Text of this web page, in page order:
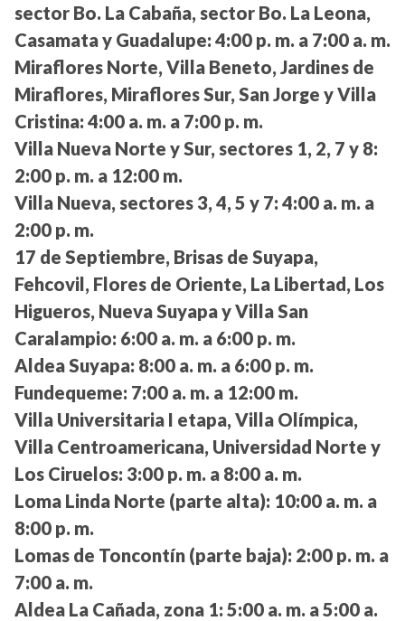
sector Bo. La Cabaña, sector Bo. La Leona,
Casamata y Guadalupe: 4:00 p. m. a 7:00 a. m.
Miraflores Norte, Villa Beneto, Jardines de
Miraflores, Miraflores Sur, San Jorge y Villa
Cristina: 4:00 a. m. a 7:00 p. m.
Villa Nueva Norte y Sur, sectores 1, 2, 7 y 8:
2:00 p. m. a 12:00 m.
Villa Nueva, sectores 3, 4, 5 y 7: 4:00 a. m. a
2:00 p. m.
17 de Septiembre, Brisas de Suyapa,
Fehcovil, Flores de Oriente, La Libertad, Los
Higueros, Nueva Suyapa y Villa San
Caralampio: 6:00 a. m. a 6:00 p. m.
Aldea Suyapa: 8:00 a. m. a 6:00 p. m.
Fundequeme: 7:00 a. m. a 12:00 m.
Villa Universitaria I etapa, Villa Olímpica,
Villa Centroamericana, Universidad Norte y
Los Ciruelos: 3:00 p. m. a 8:00 a. m.
Loma Linda Norte (parte alta): 10:00 a. m. a
8:00 p. m.
Lomas de Toncontín (parte baja): 2:00 p. m. a
7:00 a. m.
Aldea La Cañada, zona 1: 5:00 a. m. a 5:00 a.